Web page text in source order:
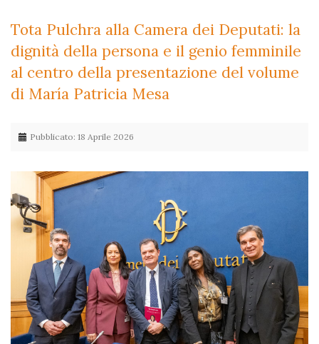
Tota Pulchra alla Camera dei Deputati: la
dignità della persona e il genio femminile
al centro della presentazione del volume
di María Patricia Mesa
Pubblicato: 18 Aprile 2026